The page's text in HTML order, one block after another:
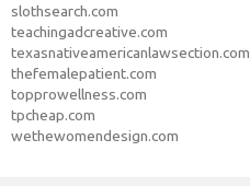
slothsearch.com
teachingadcreative.com
texasnativeamericanlawsection.com
thefemalepatient.com
topprowellness.com
tpcheap.com
wethewomendesign.com